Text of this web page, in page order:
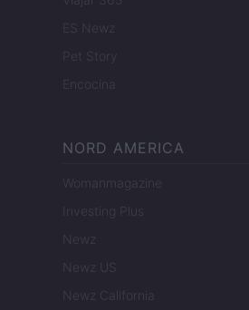
ES Newz
Pet Story
Encocina
NORD AMERICA
Womanmagazine
Investing Plus
Newz
Newz US
Newz California